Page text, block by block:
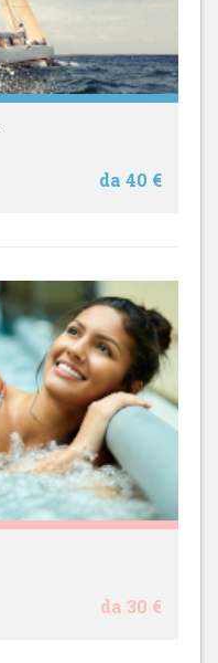
da 40 €
da 30 €